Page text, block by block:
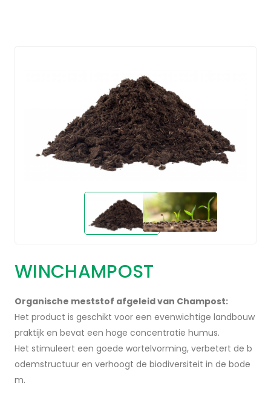
WINCHAMPOST
Organische meststof afgeleid van Champost:
Het product is geschikt voor een evenwichtige landbouw
praktijk en bevat een hoge concentratie humus.
Het stimuleert een goede wortelvorming, verbetert de b
odemstructuur en verhoogt de biodiversiteit in de bode
m.